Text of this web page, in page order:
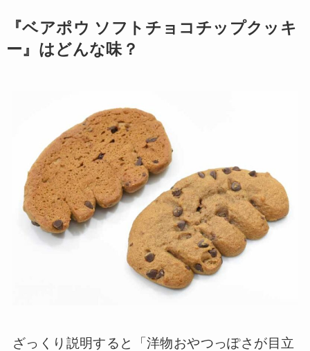
『ベアポウ ソフトチョコチップクッキ
ー』はどんな味？
ざっくり説明すると「洋物おやつっぽさが目立